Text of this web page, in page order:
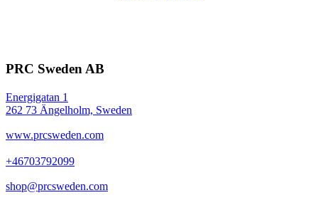
PRC Sweden AB
Energigatan 1
262 73 Ängelholm, Sweden
www.prcsweden.com
+46703792099
shop@prcsweden.com